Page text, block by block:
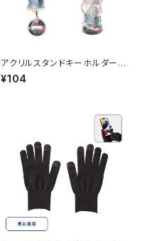
アクリルスタンドキーホルダー
（M）MG
¥104